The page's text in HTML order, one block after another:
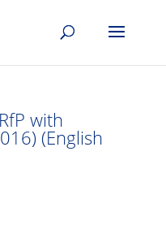
with
(English